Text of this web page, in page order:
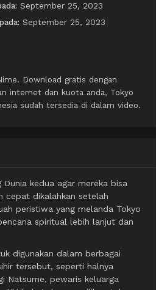
September 25, 2023
September 25, 2023
Download gratis dengan
internet dan kuota anda, Tokyo
sudah tersedia di dalam video.
kedua agar mereka bisa
cepat dikalahkan setelah
peristiwa yang melanda Tokyo
spiritual lebih lanjut dan
digunakan dalam berbagai
tersebut, seperti halnya
Natsume, pewaris keluarga